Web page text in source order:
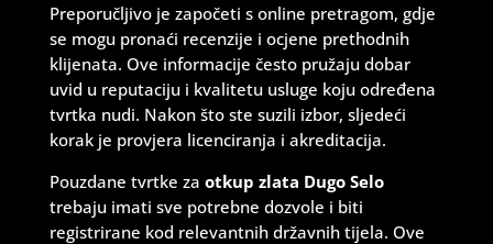
Preporučljivo je započeti s online pretragom, gdje
se mogu pronaći recenzije i ocjene prethodnih
klijenata. Ove informacije često pružaju dobar
uvid u reputaciju i kvalitetu usluge koju određena
tvrtka nudi. Nakon što ste suzili izbor, sljedeći
korak je provjera licenciranja i akreditacija.
Pouzdane tvrtke za otkup zlata Dugo Selo
trebaju imati sve potrebne dozvole i biti
registrirane kod relevantnih državnih tijela. Ove